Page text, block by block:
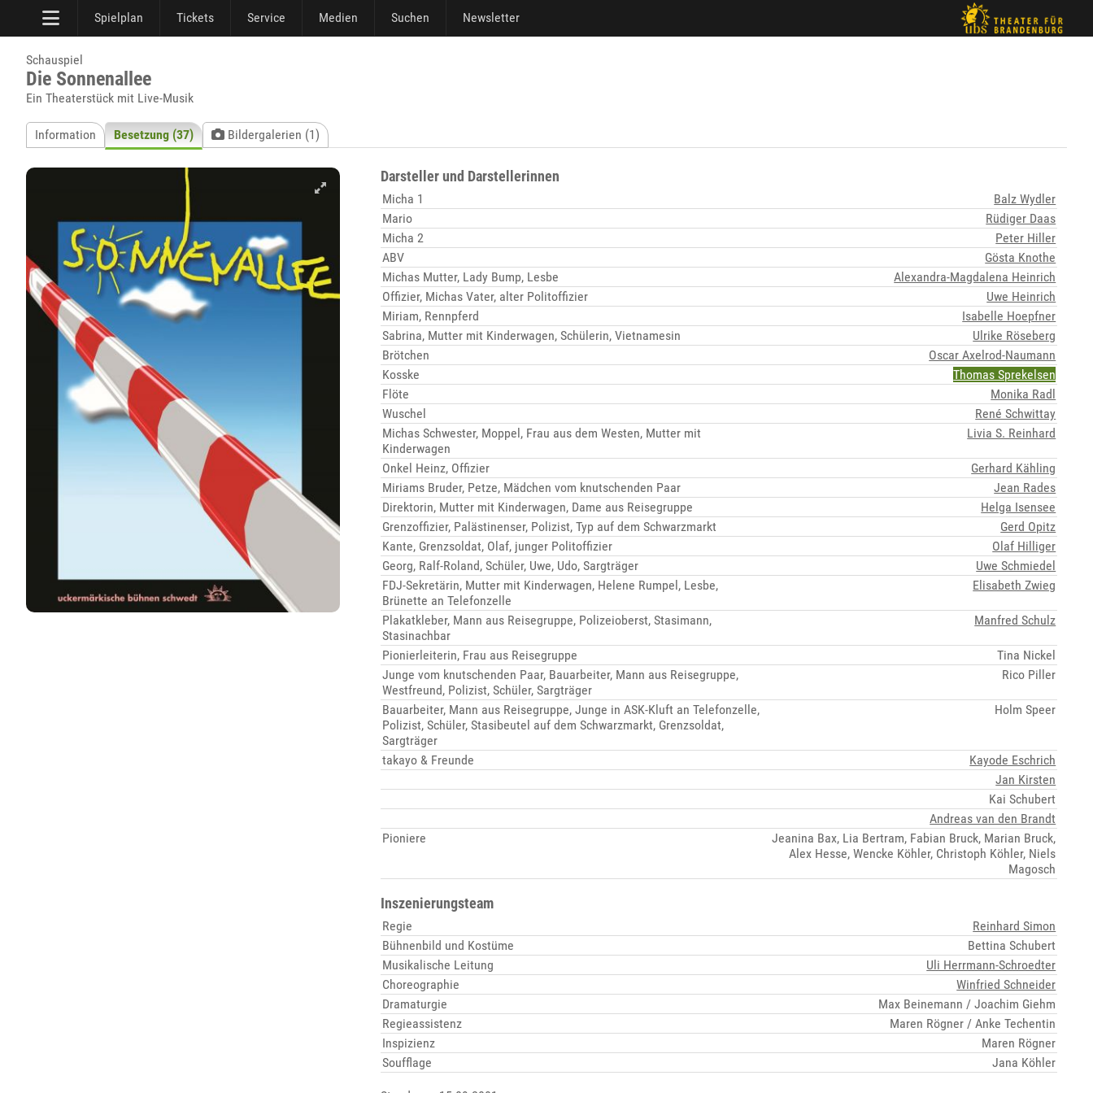
Spielplan Tickets Service Medien Suchen Newsletter
Schauspiel
Die Sonnenallee
Ein Theaterstück mit Live-Musik
Information Besetzung (37) Bildergalerien (1)
Darsteller und Darstellerinnen
Micha 1
Balz Wydler
Mario
Rüdiger Daas
Micha 2
Peter Hiller
ABV
Gösta Knothe
Michas Mutter, Lady Bump, Lesbe
Alexandra-Magdalena Heinrich
Offizier, Michas Vater, alter Politoffizier
Uwe Heinrich
Miriam, Rennpferd
Isabelle Hoepfner
Sabrina, Mutter mit Kinderwagen, Schülerin, Vietnamesin
Ulrike Röseberg
Brötchen
Oscar Axelrod-Naumann
Kosske
Thomas Sprekelsen
Flöte
Monika Radl
Wuschel
René Schwittay
Michas Schwester, Moppel, Frau aus dem Westen, Mutter mit
Kinderwagen
Livia S. Reinhard
Onkel Heinz, Offizier
Gerhard Kähling
Miriams Bruder, Petze, Mädchen vom knutschenden Paar
Jean Rades
Direktorin, Mutter mit Kinderwagen, Dame aus Reisegruppe
Helga Isensee
Grenzoffizier, Palästinenser, Polizist, Typ auf dem Schwarzmarkt
Gerd Opitz
Kante, Grenzsoldat, Olaf, junger Politoffizier
Olaf Hilliger
Georg, Ralf-Roland, Schüler, Uwe, Udo, Sargträger
Uwe Schmiedel
FDJ-Sekretärin, Mutter mit Kinderwagen, Helene Rumpel, Lesbe,
Brünette an Telefonzelle
Elisabeth Zwieg
Plakatkleber, Mann aus Reisegruppe, Polizeioberst, Stasimann,
Stasinachbar
Manfred Schulz
Pionierleiterin, Frau aus Reisegruppe
Tina Nickel
Junge vom knutschenden Paar, Bauarbeiter, Mann aus Reisegruppe,
Westfreund, Polizist, Schüler, Sargträger
Rico Piller
Bauarbeiter, Mann aus Reisegruppe, Junge in ASK-Kluft an Telefonzelle,
Polizist, Schüler, Stasibeutel auf dem Schwarzmarkt, Grenzsoldat,
Sargträger
Holm Speer
takayo & Freunde
Kayode Eschrich
Jan Kirsten
Kai Schubert
Andreas van den Brandt
Pioniere
Jeanina Bax, Lia Bertram, Fabian Bruck, Marian Bruck,
Alex Hesse, Wencke Köhler, Christoph Köhler, Niels
Magosch
Inszenierungsteam
Regie
Reinhard Simon
Bühnenbild und Kostüme
Bettina Schubert
Musikalische Leitung
Uli Herrmann-Schroedter
Choreographie
Winfried Schneider
Dramaturgie
Max Beinemann / Joachim Giehm
Regieassistenz
Maren Rögner / Anke Techentin
Inspizienz
Maren Rögner
Soufflage
Jana Köhler